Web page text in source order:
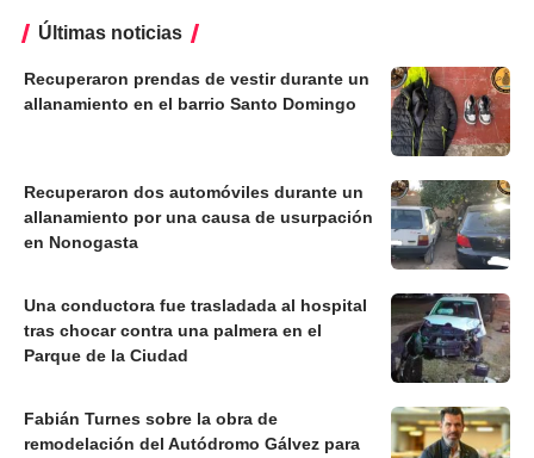
Últimas noticias
Recuperaron prendas de vestir durante un
allanamiento en el barrio Santo Domingo
Recuperaron dos automóviles durante un
allanamiento por una causa de usurpación
en Nonogasta
Una conductora fue trasladada al hospital
tras chocar contra una palmera en el
Parque de la Ciudad
Fabián Turnes sobre la obra de
remodelación del Autódromo Gálvez para